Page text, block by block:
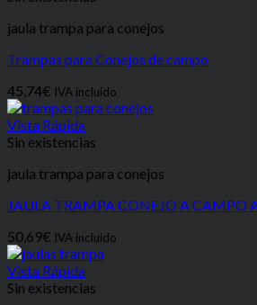
jaula trampa para conejos
Trampas para Conejos de campo
45,74€ IVA incluido
Vista Rápida
Sin existencias
jaula trampa para conejos
JAULA TRAMPA CONEJO A CAMPO
50,69€ IVA incluido
Vista Rápida
Sin existencias